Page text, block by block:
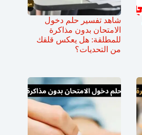
شاهد تفسير حلم دخول
الامتحان بدون مذاكرة
للمطلقة: هل يعكس قلقك
من التحديات؟